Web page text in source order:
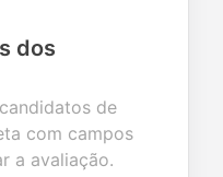
dos
de
com campos
a avaliação.